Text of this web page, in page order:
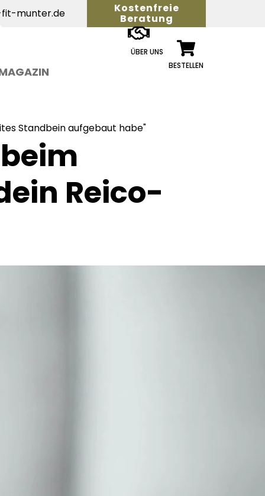
fit-munter.de Kostenfreie
Beratung
ÜBER UNS
BESTELLEN
Standbein aufgebaut habe"
Reico-